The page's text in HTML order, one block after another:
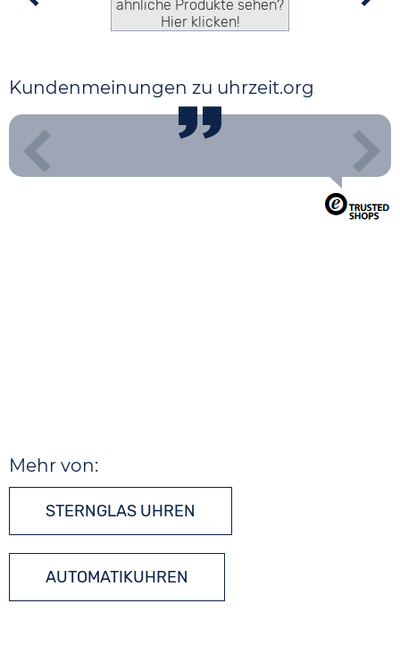
ähnliche Produkte sehen?
Hier klicken!
Kundenmeinungen zu uhrzeit.org
Mehr von:
STERNGLAS UHREN
AUTOMATIKUHREN